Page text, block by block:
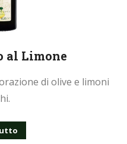
al Limone
di olive e limoni